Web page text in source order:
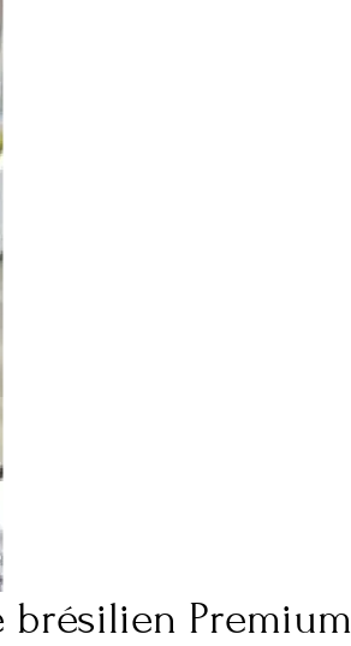
brésilien Premium